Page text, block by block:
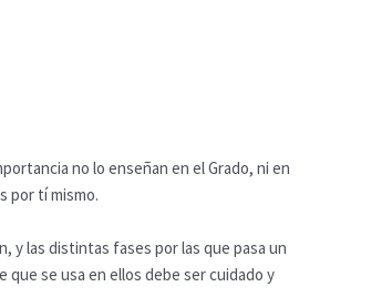
no lo enseñan en el Grado, ni en
por tí mismo.
y las distintas fases por las que pasa un
se usa en ellos debe ser cuidado y